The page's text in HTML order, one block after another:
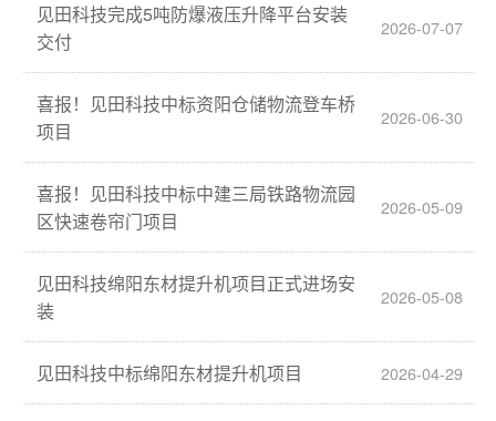
见田科技完成5吨防爆液压升降平台安装
交付
2026-07-07
喜报！见田科技中标资阳仓储物流登车桥
项目
2026-06-30
喜报！见田科技中标中建三局铁路物流园
区快速卷帘门项目
2026-05-09
见田科技绵阳东材提升机项目正式进场安
装
2026-05-08
见田科技中标绵阳东材提升机项目 2026-04-29